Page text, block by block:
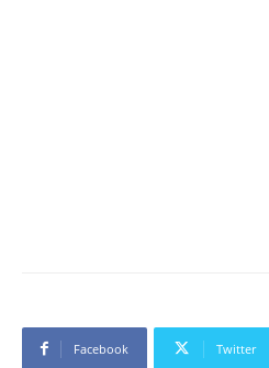
Facebook Twitter